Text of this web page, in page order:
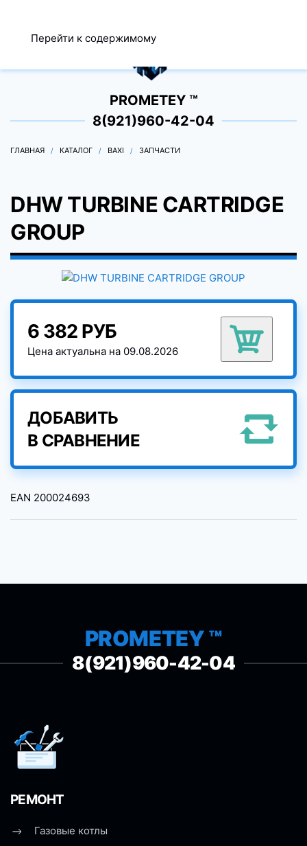
Перейти к содержимому
0
PROMETEY ™
8(921)960-42-04
ГЛАВНАЯ КАТАЛОГ BAXI ЗАПЧАСТИ
DHW TURBINE CARTRIDGE
GROUP
6 382 РУБ
Цена актуальна на 09.08.2026
ДОБАВИТЬ
В СРАВНЕНИЕ
EAN 200024693
PROMETEY ™
8(921)960-42-04
РЕМОНТ
Газовые котлы